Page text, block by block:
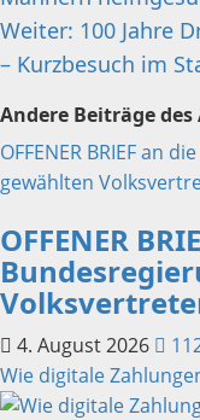
Weiter: 100 Jahre
– Kurzbesuch im
Andere Beiträge
OFFENER BRIEF an
gewählten
OFFENER
4. August 2026
Wie digitale